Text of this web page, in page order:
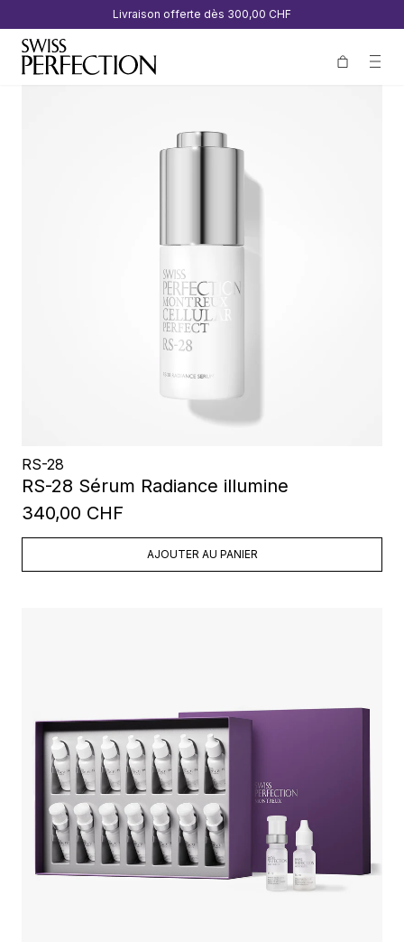
Livraison offerte dès 300,00 CHF
RS-28
RS-28 Sérum Radiance illumine
340,00 CHF
AJOUTER AU PANIER